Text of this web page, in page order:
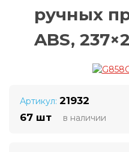
ручных
ABS,
Артикул: 21932
67 шт
в наличии